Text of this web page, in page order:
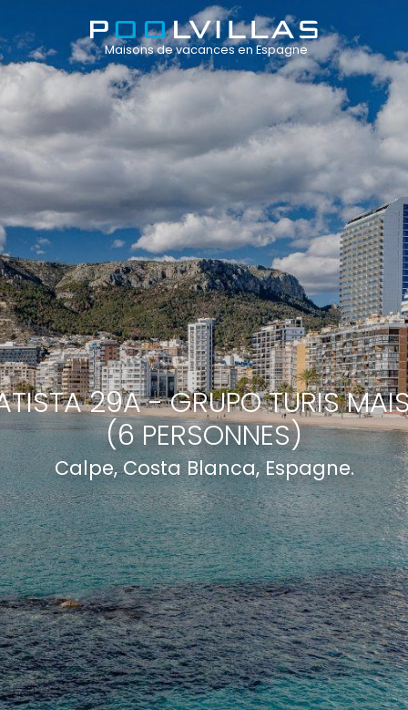
29A - GRUPO TURIS
(6 PERSONNES)
Calpe, Costa Blanca, Espagne.
Maisons de vacances en Espagne